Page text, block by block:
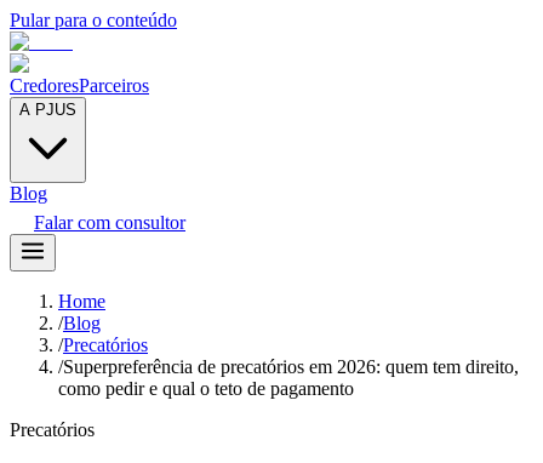
Pular para o conteúdo
CredoresParceiros
A PJUS
Blog
Falar com consultor
Home
/Blog
/Precatórios
/Superpreferência de precatórios em 2026: quem tem direito,
como pedir e qual o teto de pagamento
Precatórios